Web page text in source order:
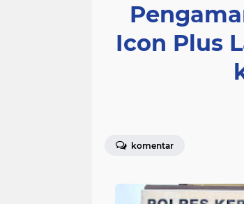
Icon Plus
komentar